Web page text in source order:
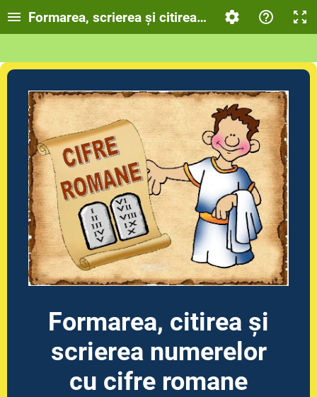
Formarea, scrierea și citirea numerelor
Formarea, citirea și
scrierea numerelor
cu cifre romane